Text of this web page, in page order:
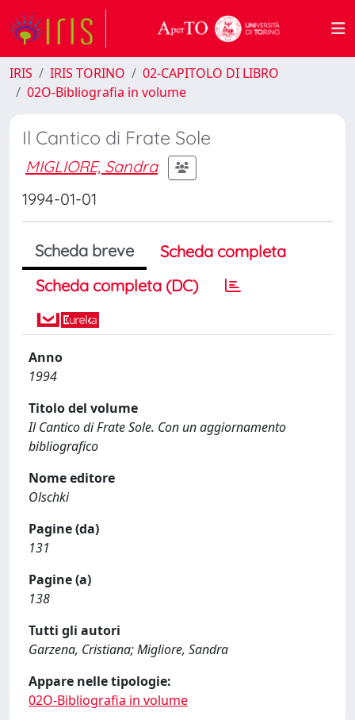
IRIS IRIS TORINO
02-CAPITOLO DI LIBRO
02O-Bibliografia in volume
Il Cantico di Frate Sole
MIGLIORE, Sandra
1994-01-01
Scheda breve
Scheda completa
Scheda completa (DC)
Anno
1994
Titolo del volume
Il Cantico di Frate Sole. Con un aggiornamento
bibliografico
Nome editore
Olschki
Pagine (da)
131
Pagine (a)
138
Tutti gli autori
Garzena, Cristiana; Migliore, Sandra
Appare nelle tipologie:
02O-Bibliografia in volume